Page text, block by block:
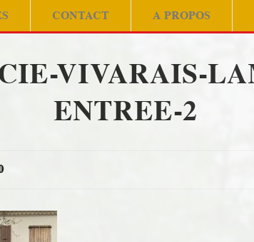
CONTACT A PROPOS
VIVARAIS-
ENTREE-2